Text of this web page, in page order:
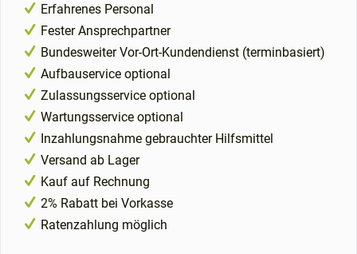
Erfahrenes Personal
Fester Ansprechpartner
Bundesweiter Vor-Ort-Kundendienst (terminbasiert)
Aufbauservice optional
Zulassungsservice optional
Wartungsservice optional
Inzahlungsnahme gebrauchter Hilfsmittel
Versand ab Lager
Kauf auf Rechnung
2% Rabatt bei Vorkasse
Ratenzahlung möglich